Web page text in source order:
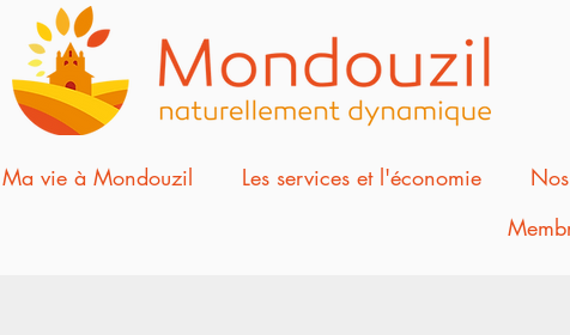
Ma vie à Mondouzil Les services et l'économie